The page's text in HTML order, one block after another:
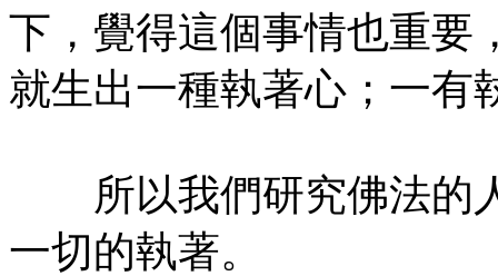
下，覺得這個事情也重要
就生出一種執著心；一有
所以我們研究佛法的
一切的執著。